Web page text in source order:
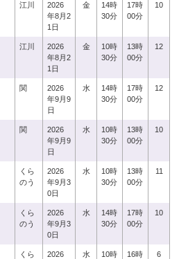
江川
2026
年8月2
1日
金
14時
30分
17時
00分
10
江川
2026
年8月2
1日
金
10時
30分
13時
00分
12
関
2026
年9月9
日
水
14時
30分
17時
00分
12
関
2026
年9月9
日
水
10時
30分
13時
00分
10
くら
のう
2026
年9月3
0日
水
10時
30分
13時
00分
11
くら
のう
2026
年9月3
0日
水
14時
30分
17時
00分
10
くら
2026
水
10時
16時
6